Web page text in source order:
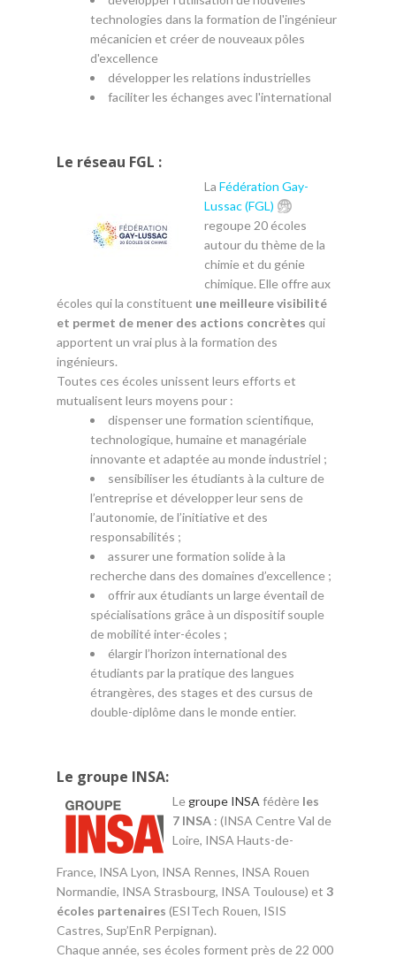
technologies dans la formation de l'ingénieur
mécanicien et créer de nouveaux pôles
d'excellence
développer les relations industrielles
faciliter les échanges avec l'international
Le réseau FGL :
La Fédération Gay-
Lussac (FGL)
regoupe 20 écoles
autour du thème de la
chimie et du génie
chimique. Elle offre aux
écoles qui la constituent une meilleure visibilité
et permet de mener des actions concrètes qui
apportent un vrai plus à la formation des
ingénieurs.
Toutes ces écoles unissent leurs efforts et
mutualisent leurs moyens pour :
dispenser une formation scientifique,
technologique, humaine et managériale
innovante et adaptée au monde industriel ;
sensibiliser les étudiants à la culture de
l’entreprise et développer leur sens de
l’autonomie, de l’initiative et des
responsabilités ;
assurer une formation solide à la
recherche dans des domaines d’excellence ;
offrir aux étudiants un large éventail de
spécialisations grâce à un dispositif souple
de mobilité inter-écoles ;
élargir l’horizon international des
étudiants par la pratique des langues
étrangères, des stages et des cursus de
double-diplôme dans le monde entier.
Le groupe INSA:
Le groupe INSA fédère les
7 INSA : (INSA Centre Val de
Loire, INSA Hauts-de-
France, INSA Lyon, INSA Rennes, INSA Rouen
Normandie, INSA Strasbourg, INSA Toulouse) et 3
écoles partenaires (ESITech Rouen, ISIS
Castres, Sup’EnR Perpignan).
Chaque année, ses écoles forment près de 22 000